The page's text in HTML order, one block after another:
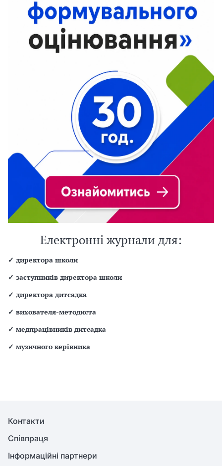
Електронні журнали для:
✓ директора школи
✓ заступників директора школи
✓ директора дитсадка
✓ вихователя-методиста
✓ медпрацівників дитсадка
✓ музичного керівника
Контакти
Співпраця
Інформаційні партнери